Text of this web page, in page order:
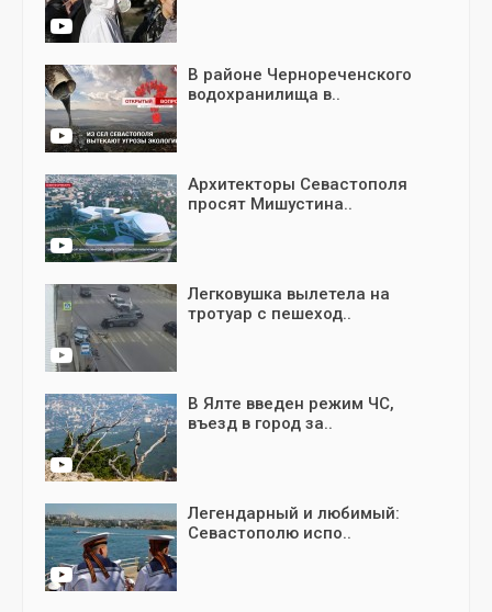
В районе Чернореченского
водохранилища в..
Архитекторы Севастополя
просят Мишустина..
Легковушка вылетела на
тротуар с пешеход..
В Ялте введен режим ЧС,
въезд в город за..
Легендарный и любимый:
Севастополю испо..